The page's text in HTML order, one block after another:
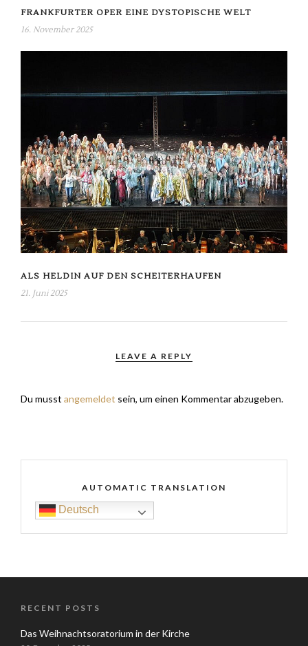
FRANKFURTER OPER EINE DYSTOPISCHE WELT
16. November 2025
ALS HELDIN AUF DEN SCHEITERHAUFEN
21. Juni 2025
LEAVE A REPLY
Du musst angemeldet sein, um einen Kommentar abzugeben.
AUTOMATIC TRANSLATION
Deutsch
RECENT POSTS
Das Weihnachtsoratorium in der Kirche